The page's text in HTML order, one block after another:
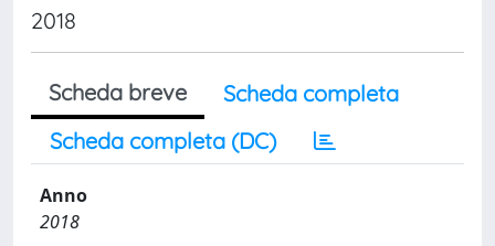
2018
Scheda breve
Scheda completa
Scheda completa (DC)
Anno
2018